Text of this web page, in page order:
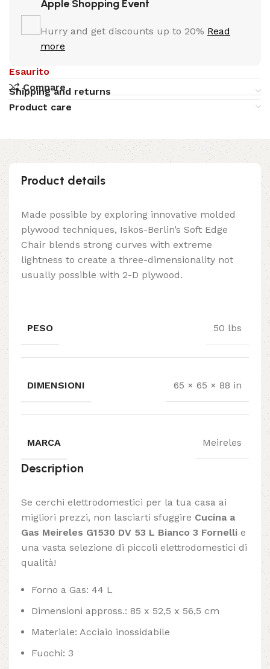
Apple Shopping Event
Hurry and get discounts up to 20% Read
more
Esaurito
Compare
Shipping and returns
Product care
Product details
Made possible by exploring innovative molded
plywood techniques, Iskos-Berlin’s Soft Edge
Chair blends strong curves with extreme
lightness to create a three-dimensionality not
usually possible with 2-D plywood.
PESO 50 lbs
DIMENSIONI 65 × 65 × 88 in
MARCA Meireles
Description
Se cerchi elettrodomestici per la tua casa ai
migliori prezzi, non lasciarti sfuggire Cucina a
Gas Meireles G1530 DV 53 L Bianco 3 Fornelli e
una vasta selezione di piccoli elettrodomestici di
qualità!
Forno a Gas: 44 L
Dimensioni appross.: 85 x 52,5 x 56,5 cm
Materiale: Acciaio inossidabile
Fuochi: 3